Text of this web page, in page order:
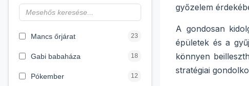
Disney hercegnők 6
Mancs őrjárat 23
Gabi babaháza 18
Pókember 12
győzelem
A gondosan
épületek és a
könnyen
stratégiai